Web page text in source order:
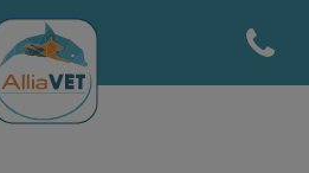
Page d'accueil de AlliaVets
Open